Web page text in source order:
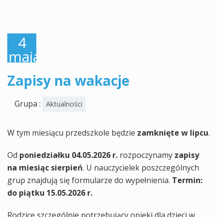
4
maja,
2026
Zapisy na wakacje
Grupa : Aktualności
W tym miesiącu przedszkole będzie zamknięte w lipcu.
Od poniedziałku 04.05.2026 r. rozpoczynamy zapisy
na miesiąc sierpień. U nauczycielek poszczególnych
grup znajdują się formularze do wypełnienia. Termin:
do piątku 15.05.2026 r.